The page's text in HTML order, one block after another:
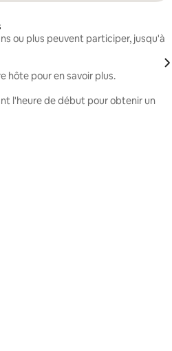
ou plus peuvent participer, jusqu'à
hôte pour en savoir plus.
l'heure de début pour obtenir un